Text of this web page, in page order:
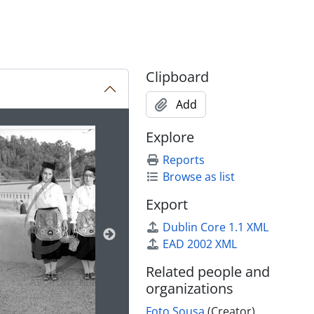
title displayed in the following carousel. Clicking any
Clipboard
Add
Explore
Reports
Browse as list
Export
Dublin Core 1.1 XML
EAD 2002 XML
Related people and
organizations